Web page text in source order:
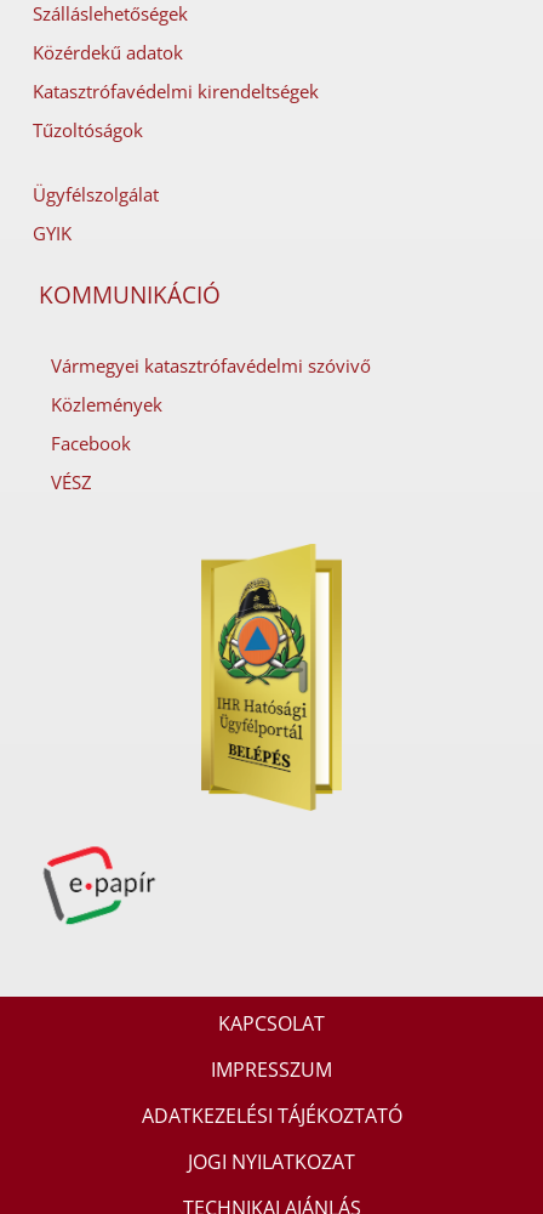
Szálláslehetőségek
Közérdekű adatok
Katasztrófavédelmi kirendeltségek
Tűzoltóságok
Ügyfélszolgálat
GYIK
KOMMUNIKÁCIÓ
Vármegyei katasztrófavédelmi szóvivő
Közlemények
Facebook
VÉSZ
KAPCSOLAT
IMPRESSZUM
ADATKEZELÉSI TÁJÉKOZTATÓ
JOGI NYILATKOZAT
TECHNIKAI AJÁNLÁS